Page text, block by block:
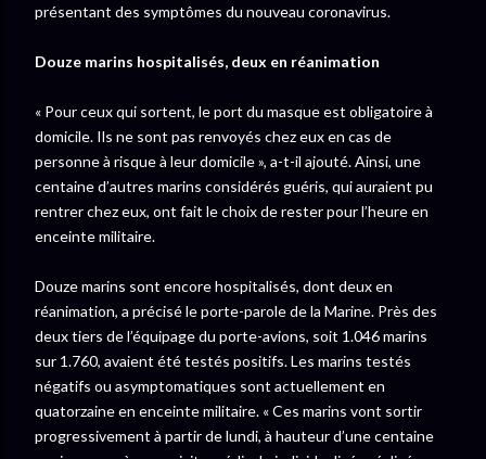
présentant des symptômes du nouveau coronavirus.
Douze marins hospitalisés, deux en réanimation
« Pour ceux qui sortent, le port du masque est obligatoire à
domicile. Ils ne sont pas renvoyés chez eux en cas de
personne à risque à leur domicile », a-t-il ajouté. Ainsi, une
centaine d’autres marins considérés guéris, qui auraient pu
rentrer chez eux, ont fait le choix de rester pour l’heure en
enceinte militaire.
Douze marins sont encore hospitalisés, dont deux en
réanimation, a précisé le porte-parole de la Marine. Près des
deux tiers de l’équipage du porte-avions, soit 1.046 marins
sur 1.760, avaient été testés positifs. Les marins testés
négatifs ou asymptomatiques sont actuellement en
quatorzaine en enceinte militaire. « Ces marins vont sortir
progressivement à partir de lundi, à hauteur d’une centaine